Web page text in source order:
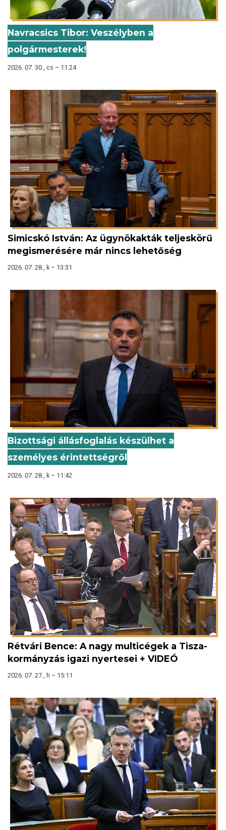
Navracsics Tibor: Veszélyben a
polgármesterek!
2026. 07. 30., cs – 11:24
Simicskó István: Az ügynökakták teljeskörű
megismerésére már nincs lehetőség
2026. 07. 28., k – 13:31
Bizottsági állásfoglalás készülhet a
személyes érintettségről
2026. 07. 28., k – 11:42
Rétvári Bence: A nagy multicégek a Tisza-
kormányzás igazi nyertesei + VIDEÓ
2026. 07. 27., h – 15:11